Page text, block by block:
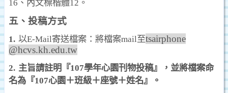
16 、內文標楷體12 。
五、投稿方式
1. 以E-Mail寄送檔案：將檔案mail至tsairphone
@hcvs.kh.edu.tw
2. 主旨請註明『107學年心園刊物投稿』，並將檔案命
名為『107心園＋班級＋座號＋姓名』。